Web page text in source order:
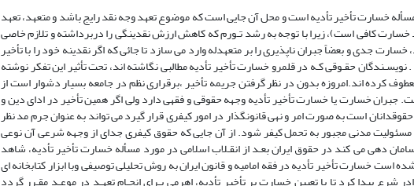
خسارت تأخیر تأدیه است و محل آن جایی است که موضوع تعهد وجه نقد رایج باشد و متعهد، تعهد
کافی است)، زیرا با توجه به رشد تـورم که کاهش ارزش نقدینگی را دربرداشته و تلازم خاصی
جدی و بعضاً جبران ناپذیری را بر متعهدله وارد می سازد تا جائی که اگر نقدینه خود را با تأخیر
حقـوقی کـه در قلمرو خسارت تأخیر تأدیه مطالبی نگاشته اند، تحت تأثیر این تفکر نوشته
کرده اند.امروزه بدون در نظر گرفتن جریمه تأخیر ،برقراری نظم در جامعه بسیار دشوار است از
خسارت یا خسارت تأخیر تأدیه وجهه حقوقی و فقهی دارد ولی اگر همین تأخیر در ادای دین و
است به صورت امر و نهی قانونگذار در امور کیفری قرار گیرد می تواند به عنوان جرم مد نظر
مدنی مجبور به تحمل کیفر شود. از آن جایی که حقوق کیفری جدای از وجهه شرعی آن نوعی
دهی می کند در حقوق ایران بعـد از انقـلاب اسلامی در مورد مسأله خسارت تأخیر تأدیه، شاهد
است خسارت تأخیر تأدیه در فقه امامیه و قانون ایران به روش تحلیلی توصیفی وبا ابزار کتابخانه ای